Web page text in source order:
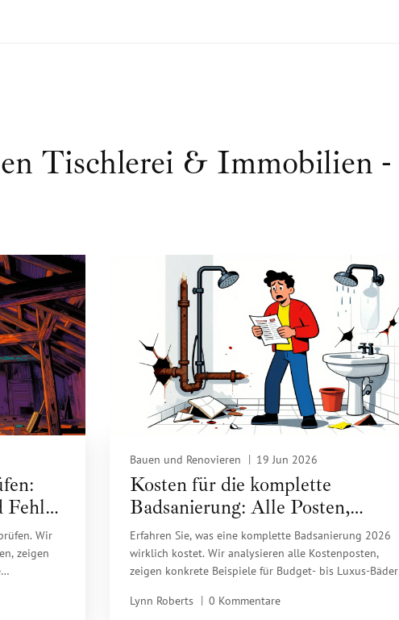
Tischlerei & Immobilien -
Fehler
Wir
zeigen
Bauen und Renovieren 19 Jun 2026
Kosten für die komplette
Badsanierung: Alle Posten,
Beispiele und Spar-Tipps
Erfahren Sie, was eine komplette Badsanierung 2026
wirklich kostet. Wir analysieren alle Kostenposten,
zeigen konkrete Beispiele für Budget- bis Luxus-Bäder
kluges Planen bares Geld sparen.
Lynn Roberts 0 Kommentare